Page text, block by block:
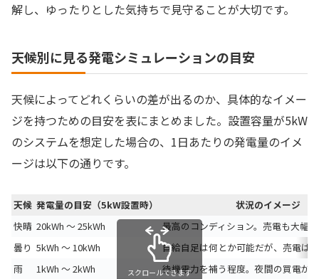
解し、ゆったりとした気持ちで見守ることが大切です。
天候別に見る発電シミュレーションの目安
天候によってどれくらいの差が出るのか、具体的なイメー
ジを持つための目安を表にまとめました。設置容量が5kW
のシステムを想定した場合の、1日あたりの発電量のイメ
ージは以下の通りです。
天候 発電量の目安（5kW設置時）
状況のイメージ
快晴 20kWh 〜 25kWh
最高のコンディション。売電も大幅
曇り 5kWh 〜 10kWh
自給自足は何とか可能だが、売電は
雨
1kWh 〜 2kWh 待機電力を補う程度。夜間の買電が
スクロールできます